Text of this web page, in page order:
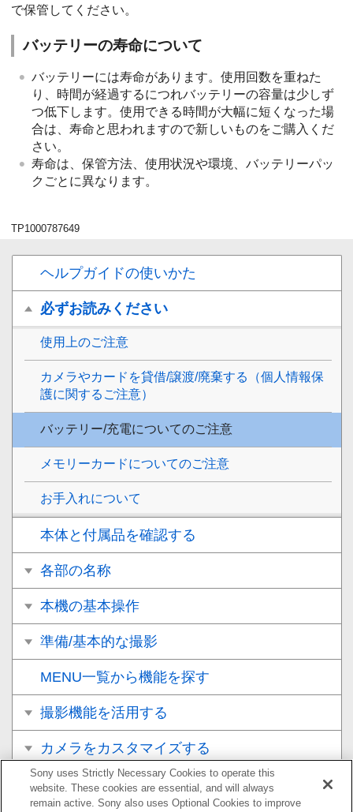
で保管してください。
バッテリーの寿命について
バッテリーには寿命があります。使用回数を重ねた
り、時間が経過するにつれバッテリーの容量は少しず
つ低下します。使用できる時間が大幅に短くなった場
合は、寿命と思われますので新しいものをご購入くだ
さい。
寿命は、保管方法、使用状況や環境、バッテリーパッ
クごとに異なります。
TP1000787649
ヘルプガイドの使いかた
必ずお読みください
使用上のご注意
カメラやカードを貸借/譲渡/廃棄する（個人情報保
護に関するご注意）
バッテリー/充電についてのご注意
メモリーカードについてのご注意
お手入れについて
本体と付属品を確認する
各部の名称
本機の基本操作
準備/基本的な撮影
MENU一覧から機能を探す
撮影機能を活用する
カメラをカスタマイズする
再生する
Sony uses Strictly Necessary Cookies to operate this
website. These cookies are essential, and will always
remain active. Sony also uses Optional Cookies to improve